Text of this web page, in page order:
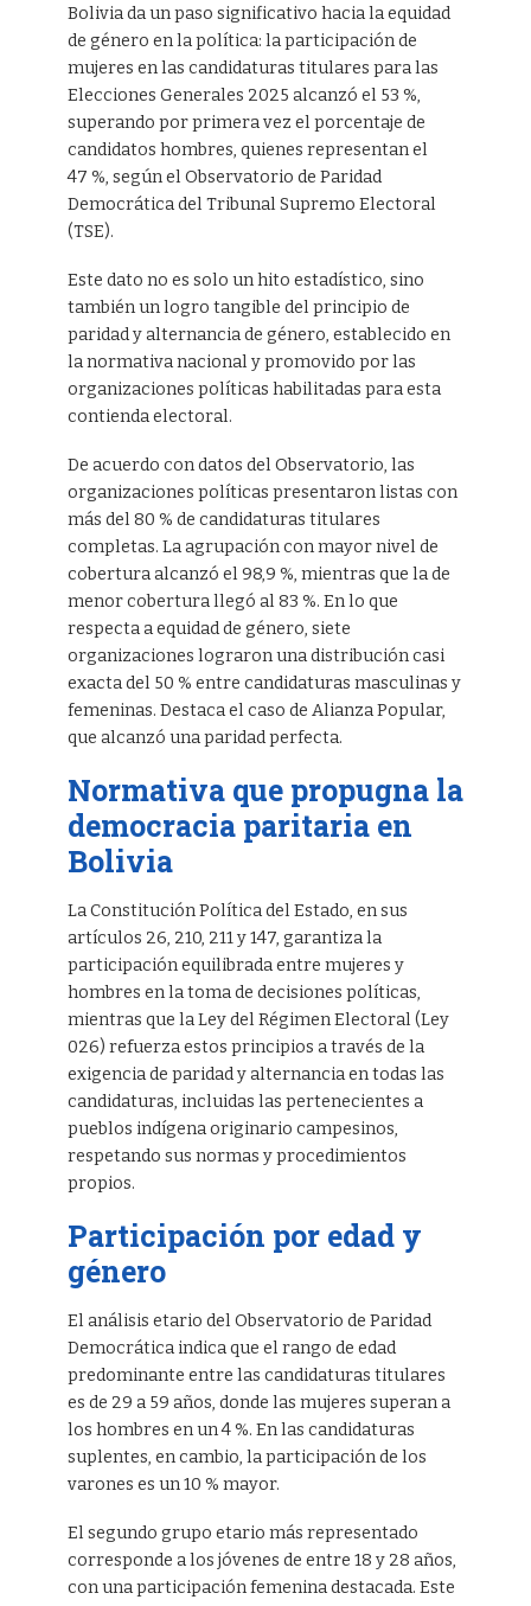
Bolivia da un paso significativo hacia la equidad
de género en la política: la participación de
mujeres en las candidaturas titulares para las
Elecciones Generales 2025 alcanzó el 53 %,
superando por primera vez el porcentaje de
candidatos hombres, quienes representan el
47 %, según el Observatorio de Paridad
Democrática del Tribunal Supremo Electoral
(TSE).
Este dato no es solo un hito estadístico, sino
también un logro tangible del principio de
paridad y alternancia de género, establecido en
la normativa nacional y promovido por las
organizaciones políticas habilitadas para esta
contienda electoral.
De acuerdo con datos del Observatorio, las
organizaciones políticas presentaron listas con
más del 80 % de candidaturas titulares
completas. La agrupación con mayor nivel de
cobertura alcanzó el 98,9 %, mientras que la de
menor cobertura llegó al 83 %. En lo que
respecta a equidad de género, siete
organizaciones lograron una distribución casi
exacta del 50 % entre candidaturas masculinas y
femeninas. Destaca el caso de Alianza Popular,
que alcanzó una paridad perfecta.
Normativa que propugna la
democracia paritaria en
Bolivia
La Constitución Política del Estado, en sus
artículos 26, 210, 211 y 147, garantiza la
participación equilibrada entre mujeres y
hombres en la toma de decisiones políticas,
mientras que la Ley del Régimen Electoral (Ley
026) refuerza estos principios a través de la
exigencia de paridad y alternancia en todas las
candidaturas, incluidas las pertenecientes a
pueblos indígena originario campesinos,
respetando sus normas y procedimientos
propios.
Participación por edad y
género
El análisis etario del Observatorio de Paridad
Democrática indica que el rango de edad
predominante entre las candidaturas titulares
es de 29 a 59 años, donde las mujeres superan a
los hombres en un 4 %. En las candidaturas
suplentes, en cambio, la participación de los
varones es un 10 % mayor.
El segundo grupo etario más representado
corresponde a los jóvenes de entre 18 y 28 años,
con una participación femenina destacada. Este